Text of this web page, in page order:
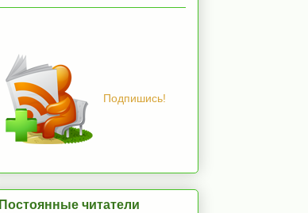
Подпишись!
Постоянные читатели